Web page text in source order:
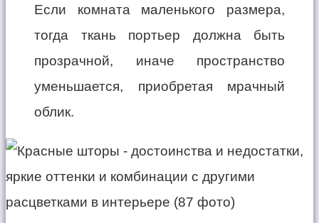
Если комната маленького размера,
тогда ткань портьер должна быть
прозрачной, иначе пространство
уменьшается, приобретая мрачный
облик.